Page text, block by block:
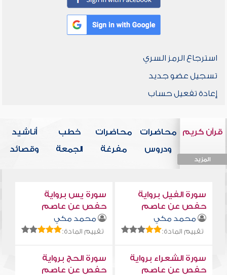
استرجاع الرمز السري
تسجيل عضو جديد
إعادة تفعيل حساب
قرآن كريم
المزيد
محاضرات
ودروس
محاضرات
مفرغة
خطب
الجمعة
أناشيد
وقصائد
سورة الفيل برواية
حفص عن عاصم
محمد مكي
تقييم المادة:
سورة يس برواية
حفص عن عاصم
محمد مكي
تقييم المادة:
سورة الشعراء برواية
حفص عن عاصم
سورة الحج برواية
حفص عن عاصم